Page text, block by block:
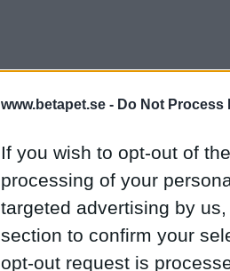
www.betapet.se - Do Not Process
If you wish to opt-out of
processing of your
targeted advertising by
section to confirm your
opt-out request is